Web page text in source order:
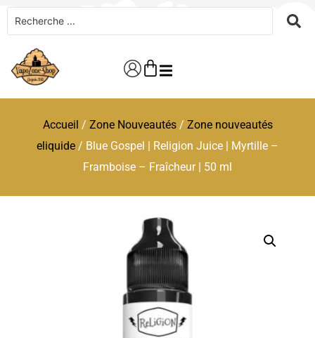
Accueil / Zone Nouveautés/ Zone nouveautés
eliquide / Blue Gospel | Religion Juice | Myrtille –
Framboise – Fraîcheur | 50 ml